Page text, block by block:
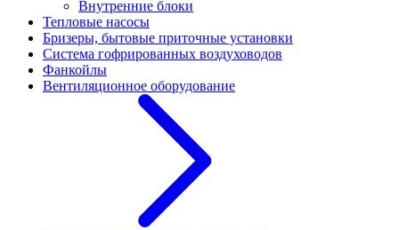
Внутренние блоки
Тепловые насосы
Бризеры, бытовые приточные установки
Система гофрированных воздуховодов
Фанкойлы
Вентиляционное оборудование